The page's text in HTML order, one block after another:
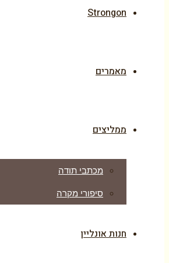
Strongon
מאמרים
ממליצים
מכתבי תודה
סיפורי מקרה
חנות אונליין